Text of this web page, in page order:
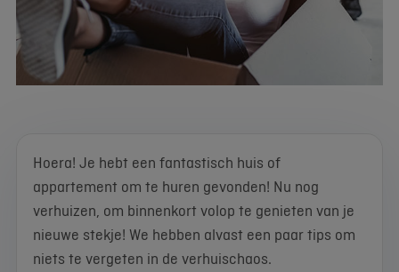
Hoera! Je hebt een fantastisch huis of
appartement om te huren gevonden! Nu nog
verhuizen, om binnenkort volop te genieten van je
nieuwe stekje! We hebben alvast een paar tips om
niets te vergeten in de verhuischaos.